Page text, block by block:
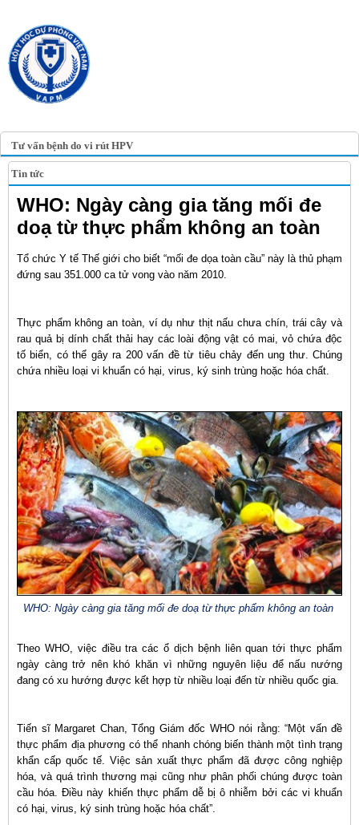
Tư vấn bệnh do vi rút HPV
Tin tức
WHO: Ngày càng gia tăng mối đe
doạ từ thực phẩm không an toàn
Tổ chức Y tế Thế giới cho biết “mối đe dọa toàn cầu” này là thủ phạm
đứng sau 351.000 ca tử vong vào năm 2010.
Thực phẩm không an toàn, ví dụ như thịt nấu chưa chín, trái cây và
rau quả bị dính chất thải hay các loài động vật có mai, vỏ chứa độc
tố biển, có thể gây ra 200 vấn đề từ tiêu chảy đến ung thư. Chúng
chứa nhiều loại vi khuẩn có hại, virus, ký sinh trùng hoặc hóa chất.
WHO: Ngày càng gia tăng mối đe doạ từ thực phẩm không an toàn
Theo WHO, việc điều tra các ổ dịch bệnh liên quan tới thực phẩm
ngày càng trở nên khó khăn vì những nguyên liệu để nấu nướng
đang có xu hướng được kết hợp từ nhiều loại đến từ nhiều quốc gia.
Tiến sĩ Margaret Chan, Tổng Giám đốc WHO nói rằng: “Một vấn đề
thực phẩm địa phương có thể nhanh chóng biến thành một tình trạng
khẩn cấp quốc tế. Việc sản xuất thực phẩm đã được công nghiệp
hóa, và quá trình thương mại cũng như phân phối chúng được toàn
cầu hóa. Điều này khiến thực phẩm dễ bị ô nhiễm bởi các vi khuẩn
có hại, virus, ký sinh trùng hoặc hóa chất”.